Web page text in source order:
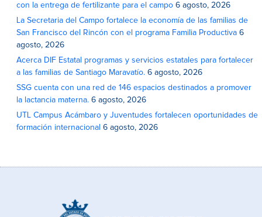
con la entrega de fertilizante para el campo 6 agosto, 2026
La Secretaria del Campo fortalece la economía de las familias de
San Francisco del Rincón con el programa Familia Productiva 6
agosto, 2026
Acerca DIF Estatal programas y servicios estatales para fortalecer
a las familias de Santiago Maravatío. 6 agosto, 2026
SSG cuenta con una red de 146 espacios destinados a promover
la lactancia materna. 6 agosto, 2026
UTL Campus Acámbaro y Juventudes fortalecen oportunidades de
formación internacional 6 agosto, 2026